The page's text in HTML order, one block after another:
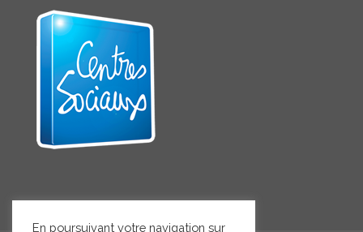
En poursuivant votre navigation sur